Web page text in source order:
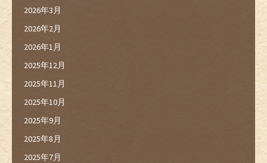
2026年3月
2026年2月
2026年1月
2025年12月
2025年11月
2025年10月
2025年9月
2025年8月
2025年7月